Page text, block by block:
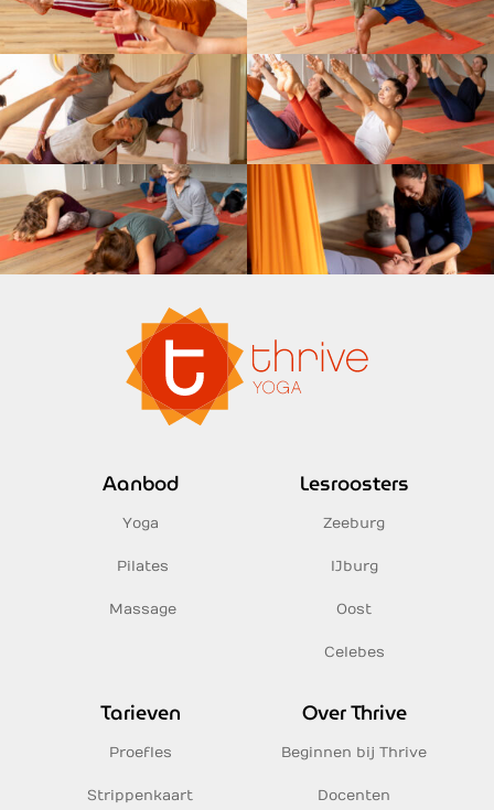
Aanbod
Yoga
Pilates
Massage
Lesroosters
Zeeburg
IJburg
Oost
Celebes
Tarieven
Proefles
Strippenkaart
Over Thrive
Beginnen bij Thrive
Docenten